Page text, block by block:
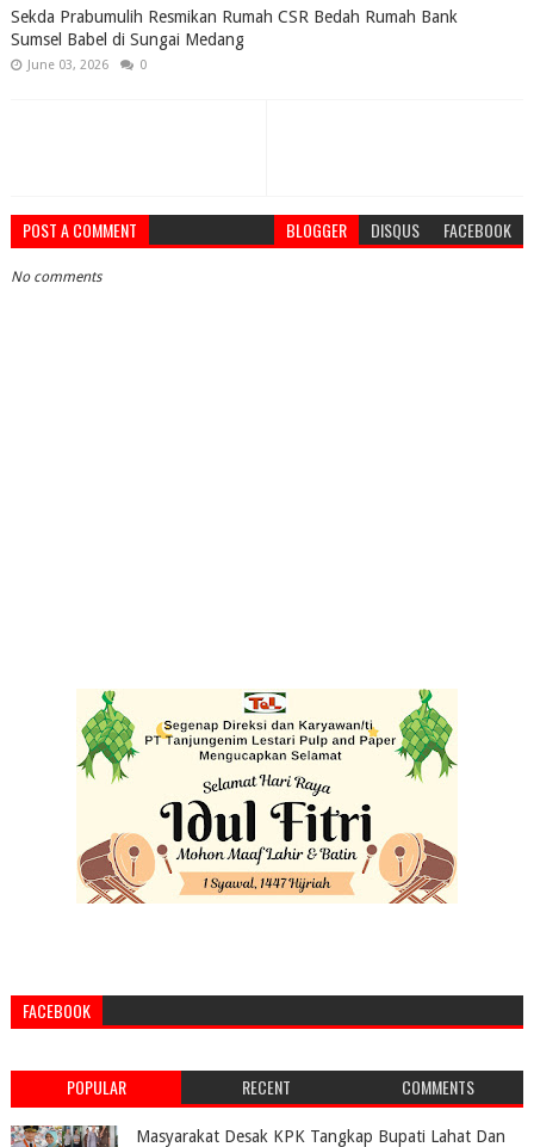
Sekda Prabumulih Resmikan Rumah CSR Bedah Rumah Bank
Sumsel Babel di Sungai Medang
June 03, 2026 0
POST A COMMENT BLOGGER DISQUS FACEBOOK
No comments
FACEBOOK
POPULAR RECENT COMMENTS
Masyarakat Desak KPK Tangkap Bupati Lahat Dan